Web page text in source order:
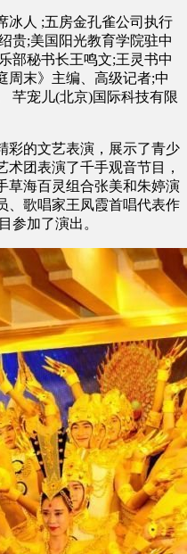
人 ;五房金孔雀公司执行
贵;美国阳光教育学院驻中
部秘书长王鸣文;王灵书中
周末》主编、高级记者;中
芊宠儿(北京)国际科技有限
的文艺表演，展示了青少
团表演了千手观音节目，
草海百灵组合张美和朱婷演
、歌唱家王凤霞首唱代表作
参加了演出。